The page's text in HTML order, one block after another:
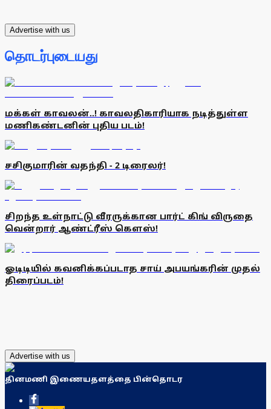
Advertise with us
தொடர்புடையது
மக்கள் காவலன்..! காவலதிகாரியாக நடித்துள்ள
மணிகண்டனின் புதிய படம்!
சசிகுமாரின் வதந்தி - 2 டிரைலர்!
சிறந்த உள்நாட்டு வீரருக்கான பார்ட் கிங் விருதை
வென்றார் ஆண்ட்ரீஸ் கௌஸ்!
ஓடிடியில் கவனிக்கப்படாத சாய் அபயங்கரின் முதல்
திரைப்படம்!
Advertise with us
தினமணி இணையதளத்தை பின்தொடர